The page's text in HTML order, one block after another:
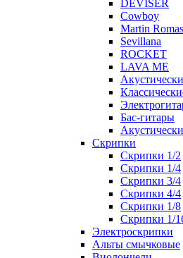
DEVISER
Cowboy
Martin Romas
Sevillana
ROCKET
LAVA ME
Бас-гитары
Скрипки
Скрипки 1/2
Скрипки 1/4
Скрипки 3/4
Скрипки 4/4
Скрипки 1/8
Скрипки 1/
Электроскрипки
Альты смычковые